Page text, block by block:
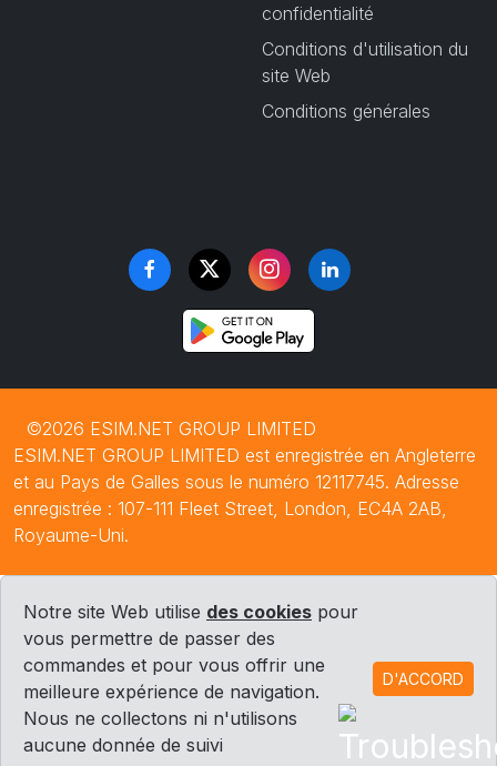
confidentialité
Conditions d'utilisation du
site Web
Conditions générales
©2026 ESIM.NET GROUP LIMITED
ESIM.NET GROUP LIMITED est enregistrée en Angleterre
et au Pays de Galles sous le numéro 12117745. Adresse
enregistrée : 107-111 Fleet Street, London, EC4A 2AB,
Royaume-Uni.
Notre site Web utilise des cookies pour
vous permettre de passer des
commandes et pour vous offrir une
meilleure expérience de navigation.
Nous ne collectons ni n'utilisons
aucune donnée de suivi
D'ACCORD